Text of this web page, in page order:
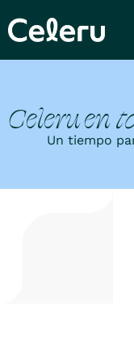
Celeru en
Un tiempo